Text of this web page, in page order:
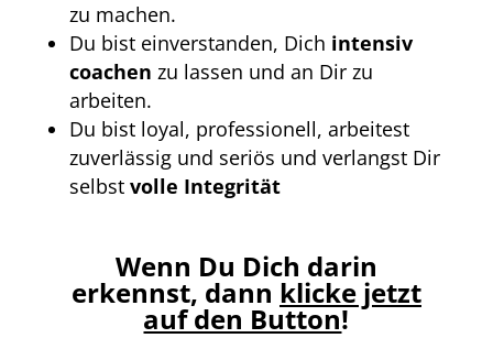
zu machen.
Du bist einverstanden, Dich intensiv
coachen zu lassen und an Dir zu
arbeiten.
Du bist loyal, professionell, arbeitest
zuverlässig und seriös und verlangst Dir
selbst volle Integrität
Wenn Du Dich darin
erkennst, dann klicke jetzt
auf den Button!